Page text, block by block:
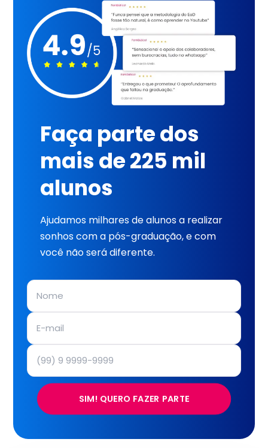
Faça parte dos
mais de 225 mil
alunos
Ajudamos milhares de alunos a realizar
sonhos com a pós-graduação, e com
você não será diferente.
SIM! QUERO FAZER PARTE